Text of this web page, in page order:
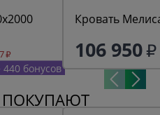
440 бонусов
Кровать
106 950